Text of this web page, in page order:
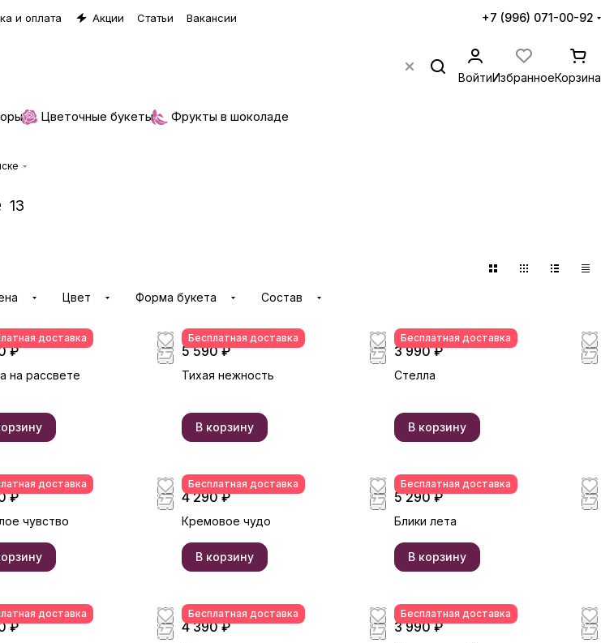
и оплата Акции Статьи Вакансии +7 (996) 071-00-92
ВойтиИзбранноеКорзина
Цветочные букеты Фрукты в шоколаде
13
Цвет Форма букета Состав
доставка
₽
на рассвете
Бесплатная доставка
5 590 ₽
Тихая нежность
В корзину
Бесплатная доставка
3 990 ₽
Стелла
В корзину
доставка
₽
чувство
Бесплатная доставка
4 290 ₽
Кремовое чудо
В корзину
Бесплатная доставка
5 290 ₽
Блики лета
В корзину
доставка
₽
Бесплатная доставка
4 390 ₽
Бесплатная доставка
3 990 ₽